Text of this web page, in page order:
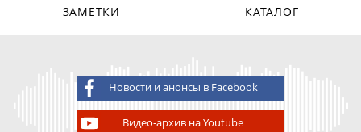
ЗАМЕТКИ
КАТАЛОГ
Новости и анонсы в Facebook
Видео-архив на Youtube